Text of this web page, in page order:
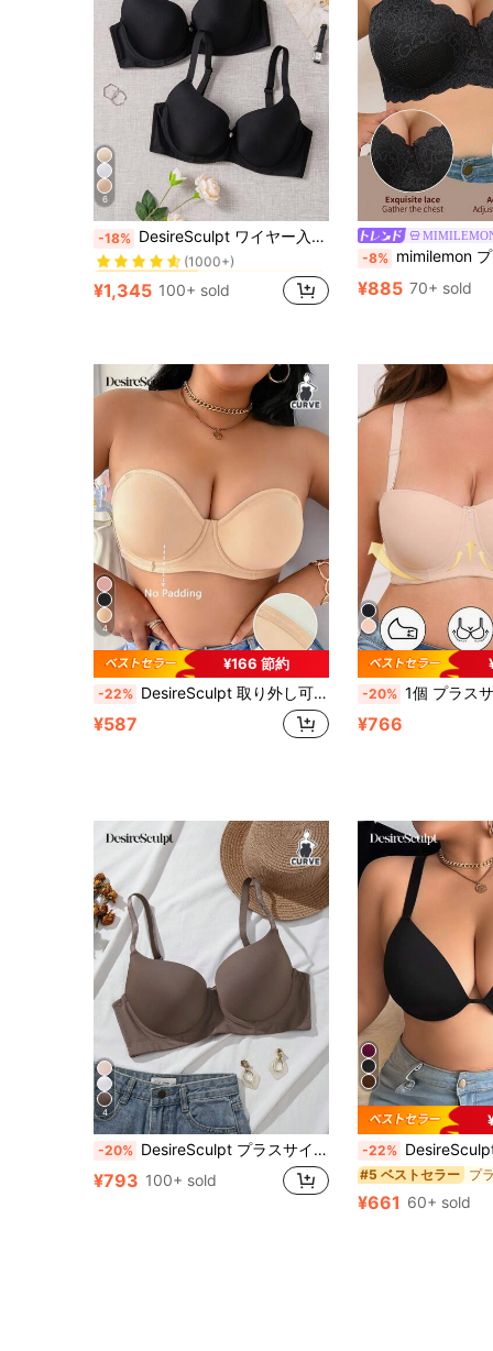
6
-18% DesireSculpt ワイヤー入りプッシュアップブラ 2枚セット、リフトアップ
#1 ベストセラー
ツーブレスト プラスサイズブラジャー
(1000+)
#1 ベストセラー
(1000+)
#1 ベストセラー
(1000+)
#1 ベストセラー
ツーブレスト プラスサイズブラジャー
¥1,345 100+ sold
-8% mimilemon プラスサイズ女性用 ブラック レース ストラップレス ワイ
¥885 70+ sold
4
¥166 節約
-22% DesireSculpt 取り外し可能な透明ストラップ セクシーアンダーワイヤー 薄手カップ プラスサイズブラ
¥587
-20% 1個 プラスサイズ 無地 リフトアップ&サポート アンダーワイヤー入りブラ、エレガントで
¥766
4
-20% DesireSculpt プラスサイズ レディース 無地 快適 カジュアル アンダーワイヤーブラ リフトアップ
¥793 100+ sold
-22% DesireSculpt 1個 プラスサイズ女性用 無地 ア
#5 ベストセラー
¥661 60+ sold